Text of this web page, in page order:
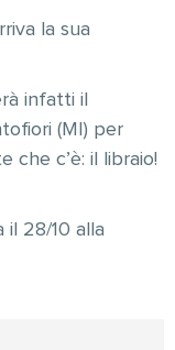
la sua
infatti il
(MI) per
che c’è: il libraio!
il 28/10 alla